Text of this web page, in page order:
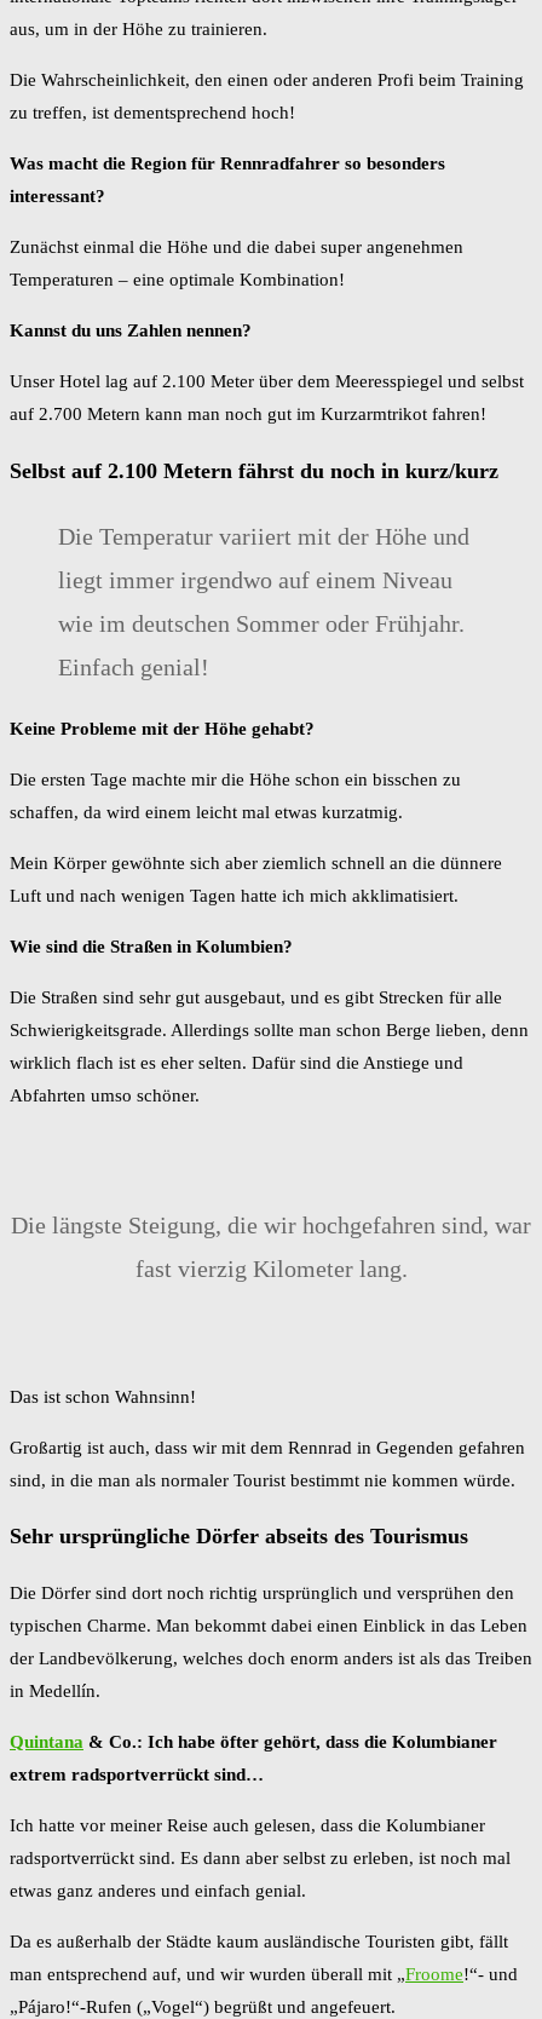
aus, um in der Höhe zu trainieren.
Die Wahrscheinlichkeit, den einen oder anderen Profi beim Training
zu treffen, ist dementsprechend hoch!
Was macht die Region für Rennradfahrer so besonders
interessant?
Zunächst einmal die Höhe und die dabei super angenehmen
Temperaturen – eine optimale Kombination!
Kannst du uns Zahlen nennen?
Unser Hotel lag auf 2.100 Meter über dem Meeresspiegel und selbst
auf 2.700 Metern kann man noch gut im Kurzarmtrikot fahren!
Selbst auf 2.100 Metern fährst du noch in kurz/kurz
Die Temperatur variiert mit der Höhe und
liegt immer irgendwo auf einem Niveau
wie im deutschen Sommer oder Frühjahr.
Einfach genial!
Keine Probleme mit der Höhe gehabt?
Die ersten Tage machte mir die Höhe schon ein bisschen zu
schaffen, da wird einem leicht mal etwas kurzatmig.
Mein Körper gewöhnte sich aber ziemlich schnell an die dünnere
Luft und nach wenigen Tagen hatte ich mich akklimatisiert.
Wie sind die Straßen in Kolumbien?
Die Straßen sind sehr gut ausgebaut, und es gibt Strecken für alle
Schwierigkeitsgrade. Allerdings sollte man schon Berge lieben, denn
wirklich flach ist es eher selten. Dafür sind die Anstiege und
Abfahrten umso schöner.
Die längste Steigung, die wir hochgefahren sind, war
fast vierzig Kilometer lang.
Das ist schon Wahnsinn!
Großartig ist auch, dass wir mit dem Rennrad in Gegenden gefahren
sind, in die man als normaler Tourist bestimmt nie kommen würde.
Sehr ursprüngliche Dörfer abseits des Tourismus
Die Dörfer sind dort noch richtig ursprünglich und versprühen den
typischen Charme. Man bekommt dabei einen Einblick in das Leben
der Landbevölkerung, welches doch enorm anders ist als das Treiben
in Medellín.
Quintana & Co.: Ich habe öfter gehört, dass die Kolumbianer
extrem radsportverrückt sind…
Ich hatte vor meiner Reise auch gelesen, dass die Kolumbianer
radsportverrückt sind. Es dann aber selbst zu erleben, ist noch mal
etwas ganz anderes und einfach genial.
Da es außerhalb der Städte kaum ausländische Touristen gibt, fällt
man entsprechend auf, und wir wurden überall mit „Froome!“- und
„Pájaro!“-Rufen („Vogel“) begrüßt und angefeuert.